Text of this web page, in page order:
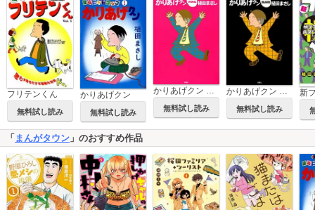
フリテンくん
無料試し読み
かりあげクン
無料試し読み
かりあげクン PINK
無料試し読み
かりあげクン BLACK
無料試し読み
「 まんがタウン 」のおすすめ作品